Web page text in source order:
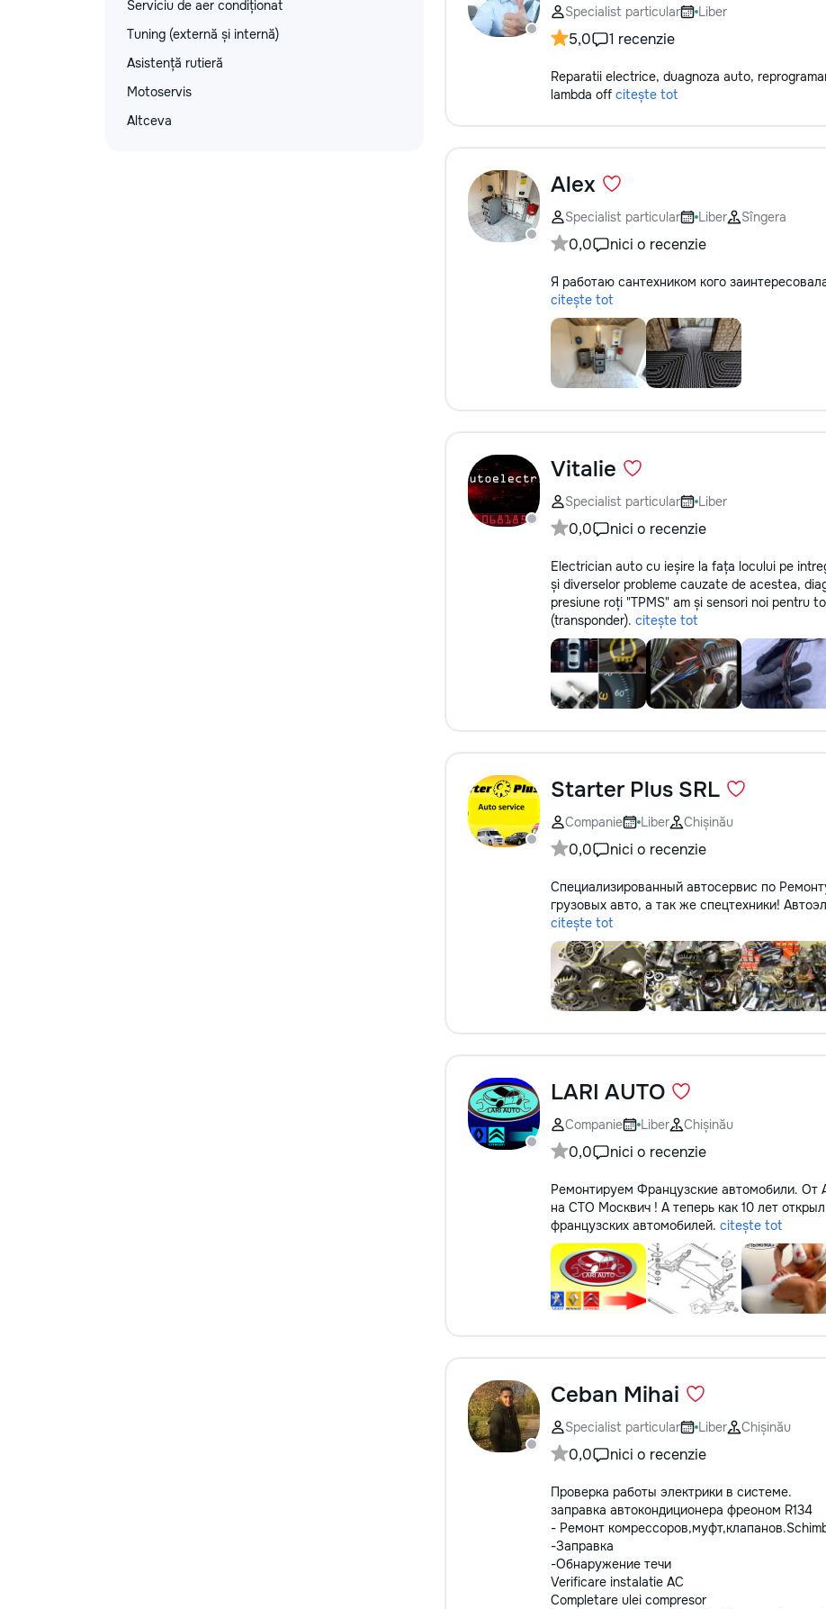
Serviciu de aer condiționat
Tuning (externă și internă)
Asistență rutieră
Motoservis
Altceva
Specialist particular Liber
5,0 1 recenzie
Reparatii electrice, duagnoza auto,
lambda off citește tot
Alex
Specialist particular Liber Sîngera
0,0 nici o recenzie
Я работаю сантехником кого
citește tot
Vitalie
Specialist particular Liber
0,0 nici o recenzie
Electrician auto cu ieșire la fața locului pe
și diverselor probleme cauzate de acestea,
presiune roți "TPMS" am și sensori noi pentru
(transponder). citește tot
Starter Plus SRL
Companie Liber Chișinău
0,0 nici o recenzie
Специализированный автосервис по
грузовых авто, а так же спецтехники!
citește tot
LARI AUTO
Companie Liber Chișinău
0,0 nici o recenzie
Ремонтируем Французские автомобили.
на СТО Москвич ! А теперь как 10 лет
французских автомобилей. citește tot
Ceban Mihai
Specialist particular Liber Chișinău
0,0 nici o recenzie
Проверка работы электрики в системе.
заправка автокондиционера фреоном R134
- Ремонт
-Заправка
-Обнаружение течи
Verificare instalatie AC
Completare ulei compresor